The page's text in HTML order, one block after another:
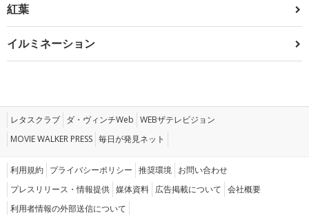
紅葉
イルミネーション
レタスクラブ ダ・ヴィンチWeb WEBザテレビジョン
MOVIE WALKER PRESS 毎日が発見ネット
利用規約 プライバシーポリシー 推奨環境 お問い合わせ
プレスリリース・情報提供 媒体資料 広告掲載について 会社概要
利用者情報の外部送信について